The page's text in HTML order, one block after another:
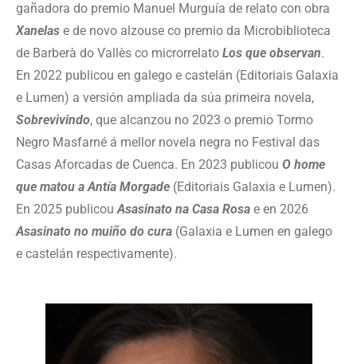
gañadora do premio Manuel Murguía de relato con obra
Xanelas e de novo alzouse co premio da Microbiblioteca
de Barberà do Vallès co microrrelato Los que observan.
En 2022 publicou en galego e castelán (Editoriais Galaxia
e Lumen) a versión ampliada da súa primeira novela,
Sobrevivindo, que alcanzou no 2023 o premio Tormo
Negro Masfarné á mellor novela negra no Festival das
Casas Aforcadas de Cuenca. En 2023 publicou O home
que matou a Antía Morgade (Editoriais Galaxia e Lumen).
En 2025 publicouAsasinato na Casa Rosa e en 2026
Asasinato no muiño do cura (Galaxia e Lumen en galego
e castelán respectivamente).